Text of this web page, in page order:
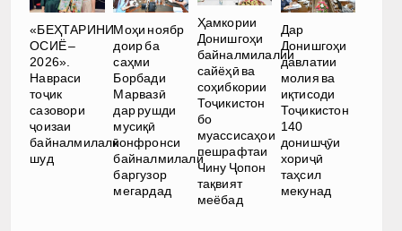
«БЕҲТАРИНИ
ОСИЁ –
2026».
Навраси
тоҷик
сазовори
ҷоизаи
байналмилалӣ
шуд
Моҳи ноябр
доир ба
саҳми
Борбади
Марвазӣ
дар рушди
мусиқӣ
конфронси
байналмилалӣ
баргузор
мегардад
Ҳамкории
Донишгоҳи
байналмилалии
сайёҳӣ ва
соҳибкории
Тоҷикистон
бо
муассисаҳои
пешрафтаи
Чину Ҷопон
тақвият
меёбад
Дар
Донишгоҳи
давлатии
молия ва
иқтисоди
Тоҷикистон
140
донишҷӯи
хориҷӣ
таҳсил
мекунад